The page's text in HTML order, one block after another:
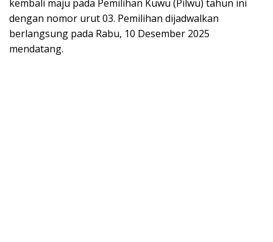
kembali maju pada Pemilihan Kuwu (Pilwu) tahun ini
dengan nomor urut 03. Pemilihan dijadwalkan
berlangsung pada Rabu, 10 Desember 2025
mendatang.